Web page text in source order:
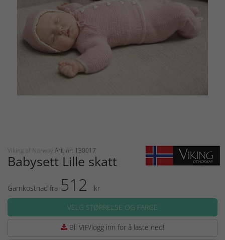
Viking of Norway Art. nr: 130017
Babysett Lille skatt
Garnkostnad fra 512
kr
VELG STØRRELSE OG FARGE
Bli VIP/logg inn for å laste ned!